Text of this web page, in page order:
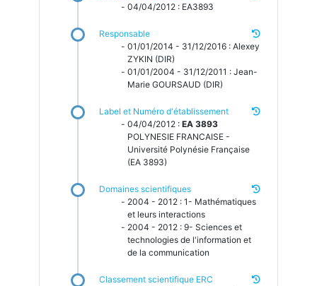
04/04/2012 : EA3893
Responsable
01/01/2014 - 31/12/2016 : Alexey
ZYKIN (DIR)
01/01/2004 - 31/12/2011 : Jean-
Marie GOURSAUD (DIR)
Label et Numéro d'établissement
04/04/2012 : EA 3893
POLYNESIE FRANCAISE -
Université Polynésie Française
(EA 3893)
Domaines scientifiques
2004 - 2012 : 1- Mathématiques
et leurs interactions
2004 - 2012 : 9- Sciences et
technologies de l'information et
de la communication
Classement scientifique ERC